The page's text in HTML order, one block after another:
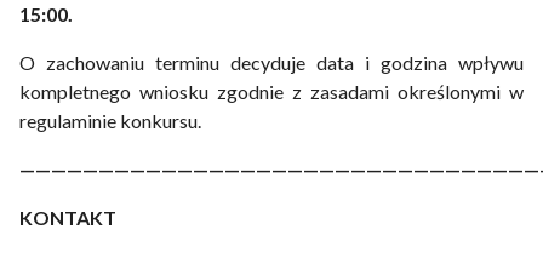
15:00.
O zachowaniu terminu decyduje data i godzina wpływu
kompletnego wniosku zgodnie z zasadami określonymi w
regulaminie konkursu.
KONTAKT